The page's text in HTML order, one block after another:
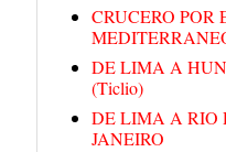
CRUCERO POR
DE LIMA A
(Ticlio)
DE LIMA A RIO
JANEIRO